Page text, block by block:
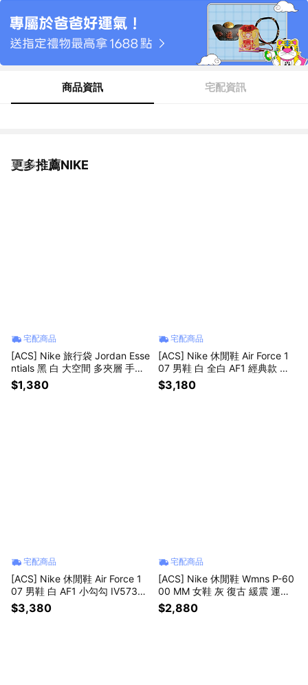
商品資訊 宅配資訊
更多推薦NIKE
看更多
宅配商品
[ACS] Nike 旅行袋 Jordan Esse
ntials 黑 白 大空間 多夾層 手提
可調背帶 健身包 手提包 JD241
3009AD-001
$1,380
宅配商品
[ACS] Nike 休閒鞋 Air Force 1
07 男鞋 白 全白 AF1 經典款 小
白鞋 CW2288111
$3,180
宅配商品
[ACS] Nike 休閒鞋 Air Force 1
07 男鞋 白 AF1 小勾勾 IV5732-
100
$3,380
宅配商品
[ACS] Nike 休閒鞋 Wmns P-60
00 MM 女鞋 灰 復古 緩震 運動
鞋 IV2501-001
$2,880